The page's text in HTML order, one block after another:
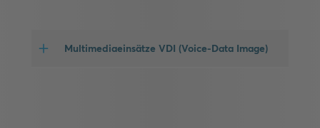
Multimediaeinsätze VDI (Voice-Data Image)